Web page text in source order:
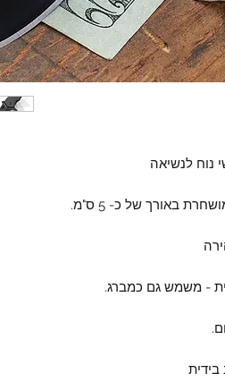
נוח לנשיאה
באורך של כ- 5 ס"מ.
- משמש גם כמברג.